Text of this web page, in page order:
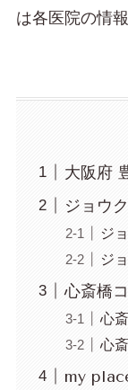
は各医院の情
大阪府
ジョウ
ジ
ジ
心斎橋
心
心
my